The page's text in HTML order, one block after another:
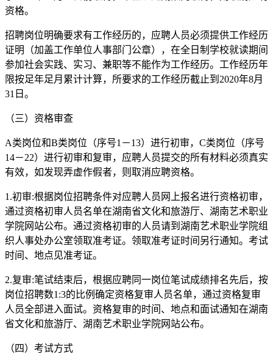
资格。
招聘岗位明确要求有工作经历的，应聘人员必须提供工作经历
证明（加盖工作单位人事部门公章），在全日制学校就读期间
参加社会实践、实习、兼职等不能作为工作经历。工作经历年
限按足年足月累计计算，所要求的工作经历截止到2020年8月
31日。
（三）资格审查
A类岗位和B类岗位（序号1－13）进行初审，C类岗位（序号
14－22）进行初审和复审，应聘人员提交的所有材料必须真实
有效，如发现弄虚作假者，则取消应聘资格。
1.初审:根据岗位招聘条件对应聘人员网上报名进行资格初审，
通过资格初审人员名单在湖南省文化和旅游厅、湖南艺术职业
学院网站公布。通过资格初审的人员请到湖南艺术职业学院组
织人事处办公室领取准考证。领取准考证时间另行通知。考试
时间、地点见准考证。
2.复审:笔试结束后，根据应聘同一岗位笔试成绩排名先后，按
岗位招聘数1:3的比例确定资格复审人员名单，通过资格复审
人员全部进入面试。资格复审的时间、地点和面试通知在湖南
省文化和旅游厅、湖南艺术职业学院网站公布。
（四）考试方式